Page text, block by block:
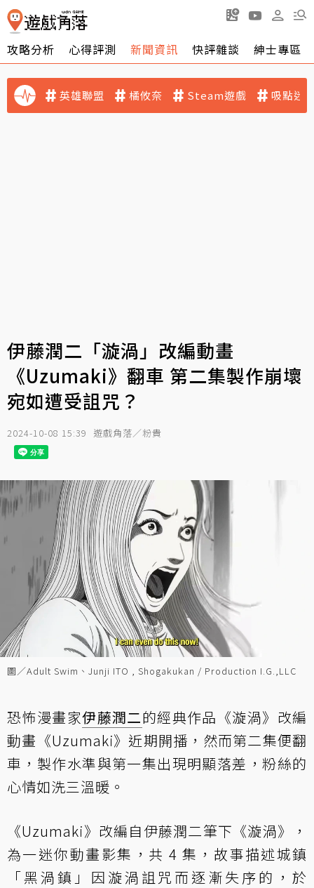
攻略分析 心得評測 新聞資訊 快評雜談 紳士專區
英雄聯盟 橘攸奈 Steam遊戲 吸點迷
伊藤潤二「漩渦」改編動畫
《Uzumaki》翻車 第二集製作崩壞
宛如遭受詛咒？
2024-10-08 15:39 遊戲角落／粉貴
圖／Adult Swim、Junji ITO , Shogakukan / Production I.G.,LLC
恐怖漫畫家伊藤潤二的經典作品《漩渦》改編
動畫《Uzumaki》近期開播，然而第二集便翻
車，製作水準與第一集出現明顯落差，粉絲的
心情如洗三溫暖。
《Uzumaki》改編自伊藤潤二筆下《漩渦》，
為一迷你動畫影集，共 4 集，故事描述城鎮
「黑渦鎮」因漩渦詛咒而逐漸失序的，於